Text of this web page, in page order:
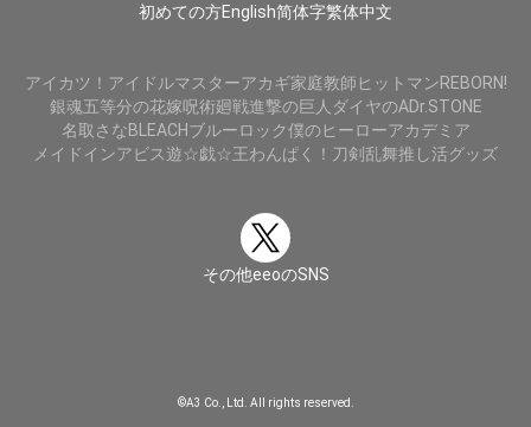
初めての方English简体字繁体中文
アイカツ！ アイドルマスターアカギ家庭教師ヒットマンREBORN!
銀魂五等分の花嫁呪術廻戦進撃の巨人 ダイヤのADr.STONE
名取さなBLEACHブルーロック僕のヒーローアカデミア
メイドインアビス遊☆戯☆王わんぱく！刀剣乱舞推し活グッズ
その他eeoのSNS
©A3 Co., Ltd. All rights reserved.